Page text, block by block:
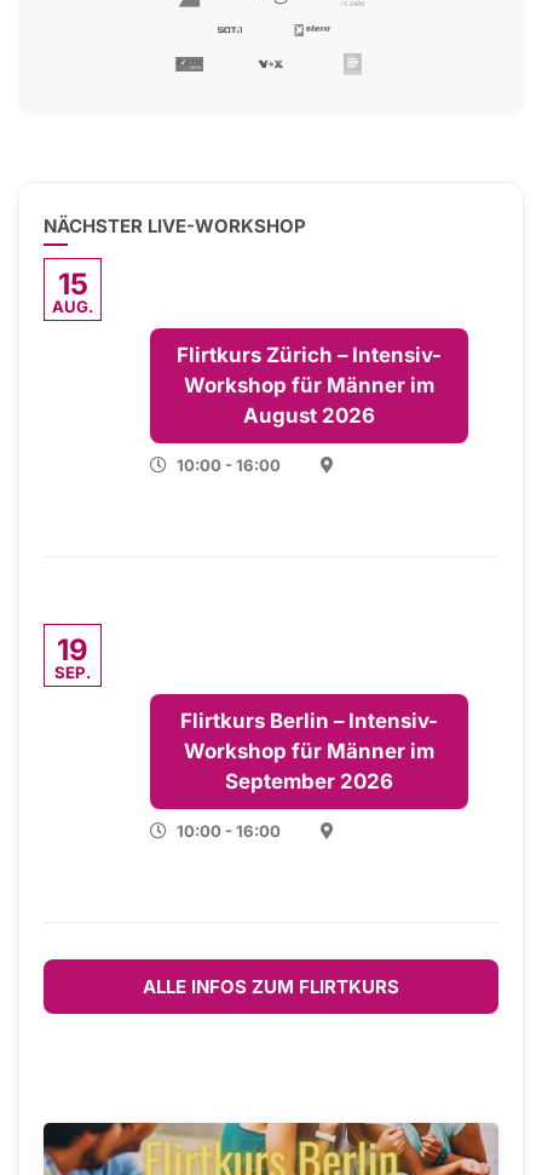
NÄCHSTER LIVE-WORKSHOP
15
AUG.
Flirtkurs Zürich – Intensiv-
Workshop für Männer im
August 2026
10:00 - 16:00
19
SEP.
Flirtkurs Berlin – Intensiv-
Workshop für Männer im
September 2026
10:00 - 16:00
ALLE INFOS ZUM FLIRTKURS